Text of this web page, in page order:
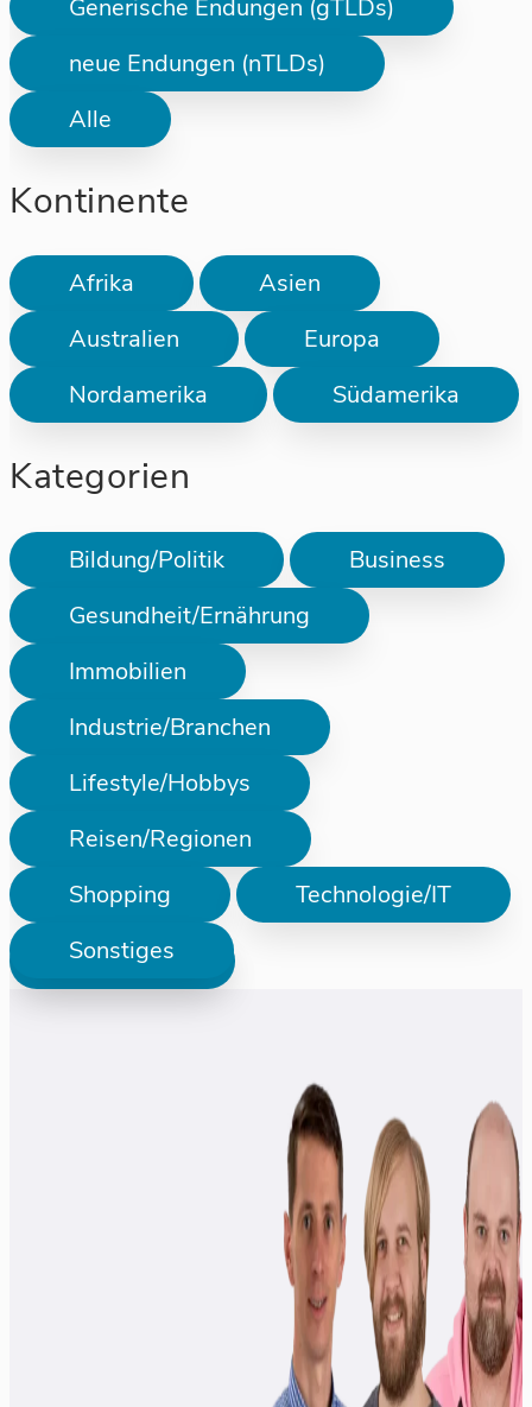
Generische Endungen (gTLDs)
neue Endungen (nTLDs)
Alle
Kontinente
Afrika
Asien
Australien
Europa
Nordamerika
Südamerika
Kategorien
Bildung/Politik
Business
Gesundheit/Ernährung
Immobilien
Industrie/Branchen
Lifestyle/Hobbys
Reisen/Regionen
Shopping
Technologie/IT
Sonstiges
Prüfen